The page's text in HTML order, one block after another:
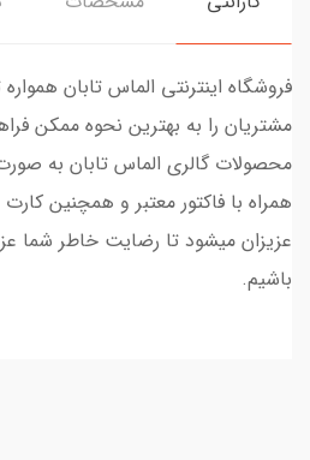
فروشگاه اینترنتی الماس تابان
مشتریان را به بهترین نحوه ممکن
محصولات گالری الماس تابان به
همراه با فاکتور معتبر و همچنین
عزیزان میشود تا رضایت خاطر شما
باشیم.